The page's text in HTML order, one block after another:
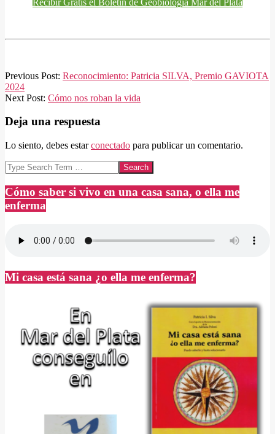
2025-
05-
16
Previous Post: Reconocimiento: Patricia SILVA, Premio GAVIOTA
2024
Next Post: Cómo nos roban la vida
Deja una respuesta
Lo siento, debes estarconectado para publicar un comentario.
Search
Cómo saber si vivo en una casa sana, o ella me
enferma
Mi casa está sana ¿o ella me enferma?